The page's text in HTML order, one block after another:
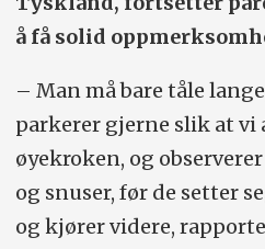
å få solid
– Man må bare tåle
parkerer gjerne slik at
øyekroken, og
og snuser, før de setter
og kjører videre,